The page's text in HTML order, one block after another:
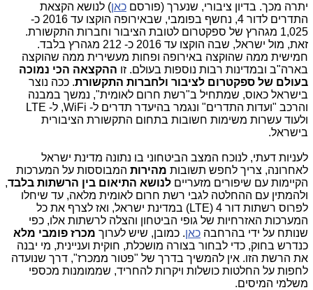
יתרה מכך. בדיון ציבורי, שנערך (פורסם כאן) לנושא הקצאת
התדרים לדור 4, נחשף בפומבי, שבאירופה הוקצו עד 2016 כ-
1,025 מגהרץ של ספקטרום לטובת הציבור וחברות התקשורת.
זאת, מול ישראל, שבה הוקצו עד 2016 כ- 212 מגהרץ בלבד.
חמישית ממה שהוקצה באירופה ופחות מעשירית ממה שהוקצה
בארה"ב ובמדינות רבות נוספות בעולם. זו ההקצאה הכי נמוכה
בעולם של ספקטרום לציבור ולחברות התקשורת. ככה נוצר
בישראל כאוס, שמתחיל ב"רשת חרום לאומית", נמשך במבנה
והרכב "ועדות התדרים" ונגמר בהיעדר תדרים ל- WiFi, ל- LTE
ולעוד עשרות משימות חשובות בתחום התקשורת הציבורית
בישראל.
לעניות דעתי, לנוכח המצב הביטחוני בו נתונה מדינת ישראל
לאחרונה, צריך לחפש תשובות מהירות המבוססות על המערכות
הקיימות עם שיפורים מזעריים לנושא התיאום בין הרשתות בלבד,
ולהמתין עם ההחלטה לגבי רשת חרום לאומית מלאה, עד שיחלו
לפרוס רשתות דור 4 (LTE) במדינת ישראל, ואז לצרף את כל
המערכות האזרחיות של גופי הביטחון והצלה לרשתות אלו, כפי
שנותח על ידי בהרחבה כאן. כמובן, שיש לערוך מכרז פומבי מלא
כנדרש בחוק, כדי לבחור בצורה מושכלת, חוקית ועניינית, מי יבנה
את הרשת הזו. אין להמשיך בדרך של "פטור ממכרז", דרך שנועדה
לחפות על החלטות כושלות ויקרות להחריד, שממומנות מכספי
משלמי המיסים.